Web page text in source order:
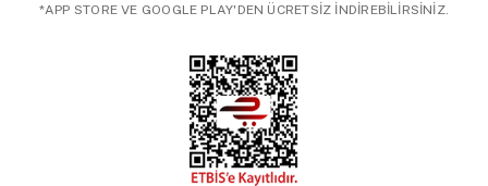
*APP STORE VE GOOGLE PLAY'DEN ÜCRETSİZ İNDİREBİLİRSİNİZ.